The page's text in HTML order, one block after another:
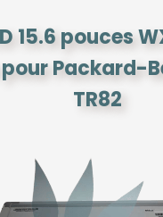
15.6 pouces
Packard-
TR82